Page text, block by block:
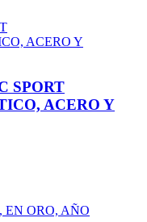
SPORT
ACERO Y